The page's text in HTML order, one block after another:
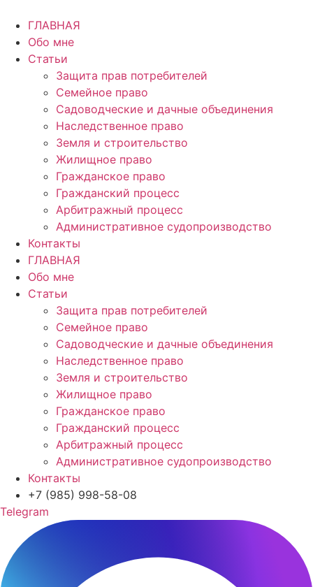
содержимому
ГЛАВНАЯ
Обо мне
Статьи
Защита прав потребителей
Семейное право
Садоводческие и дачные объединения
Наследственное право
Земля и строительство
Жилищное право
Гражданское право
Гражданский процесс
Арбитражный процесс
Административное судопроизводство
Контакты
ГЛАВНАЯ
Обо мне
Статьи
Защита прав потребителей
Семейное право
Садоводческие и дачные объединения
Наследственное право
Земля и строительство
Жилищное право
Гражданское право
Гражданский процесс
Арбитражный процесс
Административное судопроизводство
Контакты
+7 (985) 998-58-08
Telegram